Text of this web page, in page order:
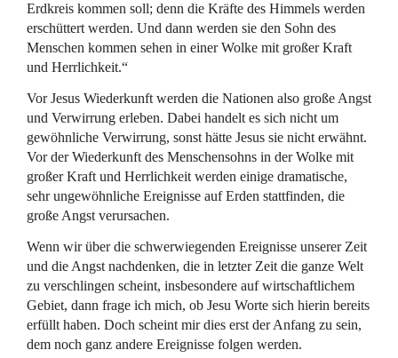
Erdkreis kommen soll; denn die Kräfte des Himmels werden
erschüttert werden. Und dann werden sie den Sohn des
Menschen kommen sehen in einer Wolke mit großer Kraft
und Herrlichkeit.“
Vor Jesus Wiederkunft werden die Nationen also große Angst
und Verwirrung erleben. Dabei handelt es sich nicht um
gewöhnliche Verwirrung, sonst hätte Jesus sie nicht erwähnt.
Vor der Wiederkunft des Menschensohns in der Wolke mit
großer Kraft und Herrlichkeit werden einige dramatische,
sehr ungewöhnliche Ereignisse auf Erden stattfinden, die
große Angst verursachen.
Wenn wir über die schwerwiegenden Ereignisse unserer Zeit
und die Angst nachdenken, die in letzter Zeit die ganze Welt
zu verschlingen scheint, insbesondere auf wirtschaftlichem
Gebiet, dann frage ich mich, ob Jesu Worte sich hierin bereits
erfüllt haben. Doch scheint mir dies erst der Anfang zu sein,
dem noch ganz andere Ereignisse folgen werden.